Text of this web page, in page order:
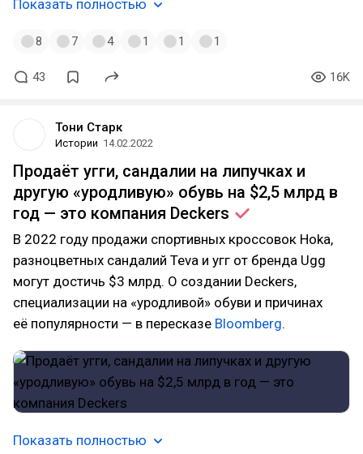
Показать полностью
8 7 4 1 1 1
43 16K
Тони Старк
Истории 14.02.2022
Продаёт угги, сандалии на липучках и
другую «уродливую» обувь на $2,5 млрд в
год — это компания Deckers
В 2022 году продажи спортивных кроссовок Hoka,
разноцветных сандалий Teva и угг от бренда Ugg
могут достичь $3 млрд. О создании Deckers,
специализации на «уродливой» обуви и причинах
её популярности — в пересказе Bloomberg.
Показать полностью